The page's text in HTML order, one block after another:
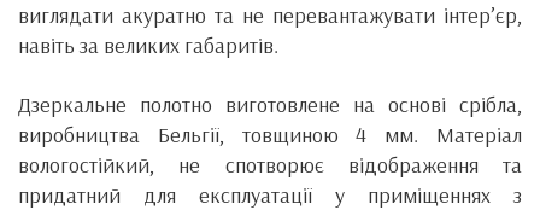
виглядати акуратно та не перевантажувати інтер’єр,
навіть за великих габаритів.
Дзеркальне полотно виготовлене на основі срібла,
виробництва Бельгії, товщиною 4 мм. Матеріал
вологостійкий, не спотворює відображення та
придатний для експлуатації у приміщеннях з